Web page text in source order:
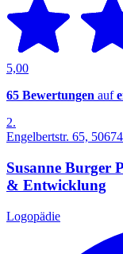
5,00
65 Bewertungen auf
2.
Engelbertstr. 65,
Susanne Burger
& Entwicklung
Logopädie